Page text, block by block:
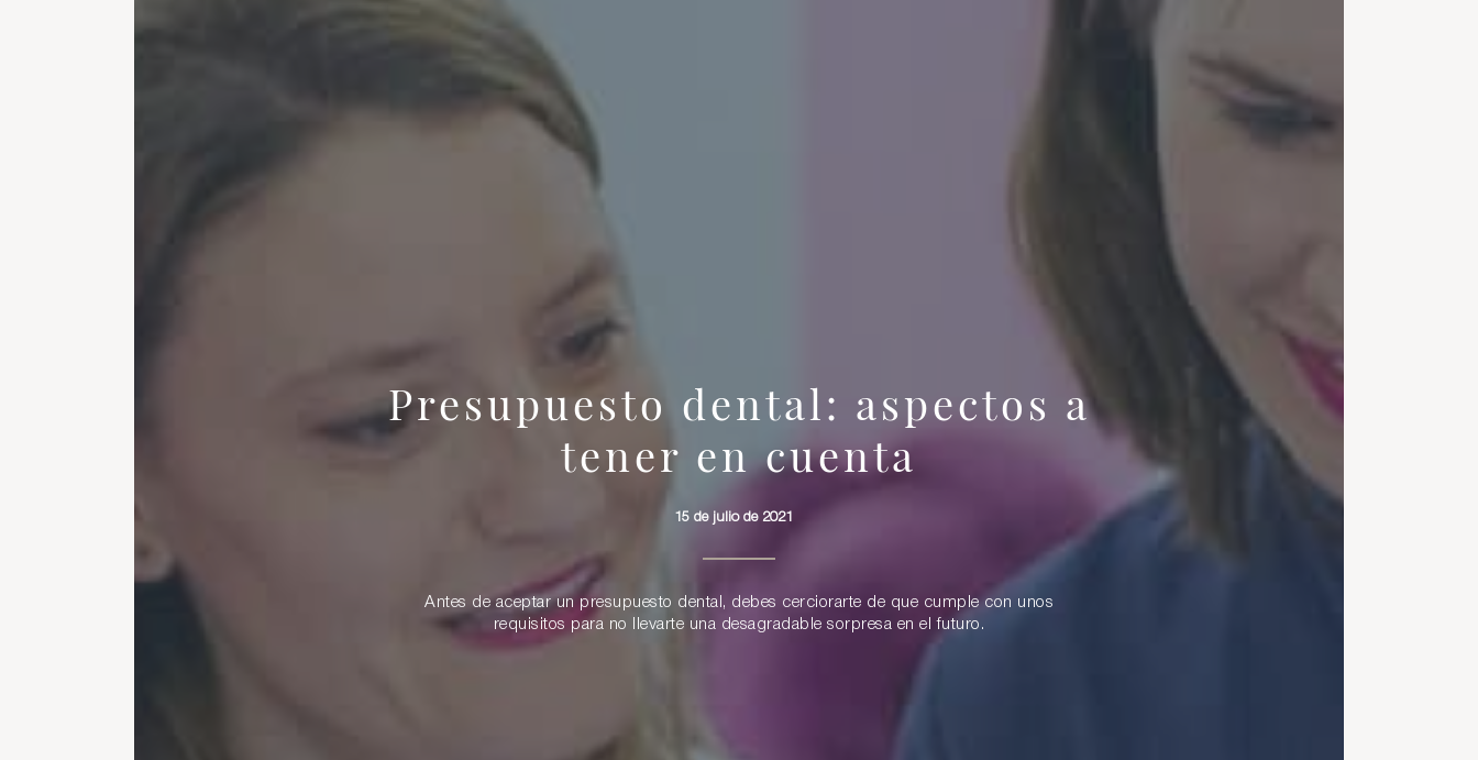
Presupuesto dental: aspectos a
tener en cuenta
15 de julio de 2021
Antes de aceptar un presupuesto dental, debes cerciorarte de que cumple con unos
requisitos para no llevarte una desagradable sorpresa en el futuro.